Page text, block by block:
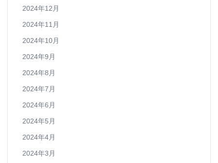
2024年12月
2024年11月
2024年10月
2024年9月
2024年8月
2024年7月
2024年6月
2024年5月
2024年4月
2024年3月